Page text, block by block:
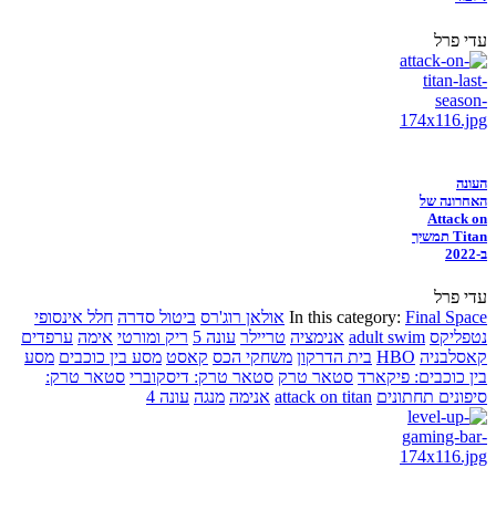
עדי פרל
העונה
האחרונה של
Attack on
Titan תמשיך
ב-2022
עדי פרל
In this category: Final Space אולאן רוג'רס ביטול סדרה חלל אינסופי
נטפליקס adult swim אנימציה טריילר עונה 5 ריק ומורטי אימה ערפדים
קאסלבניה HBO בית הדרקון משחקי הכס קאסט מסע בין כוכבים מסע
בין כוכבים: פיקארד סטאר טרק סטאר טרק: דיסקוברי סטאר טרק:
סיפונים תחתונים attack on titan אנימה מנגה עונה 4